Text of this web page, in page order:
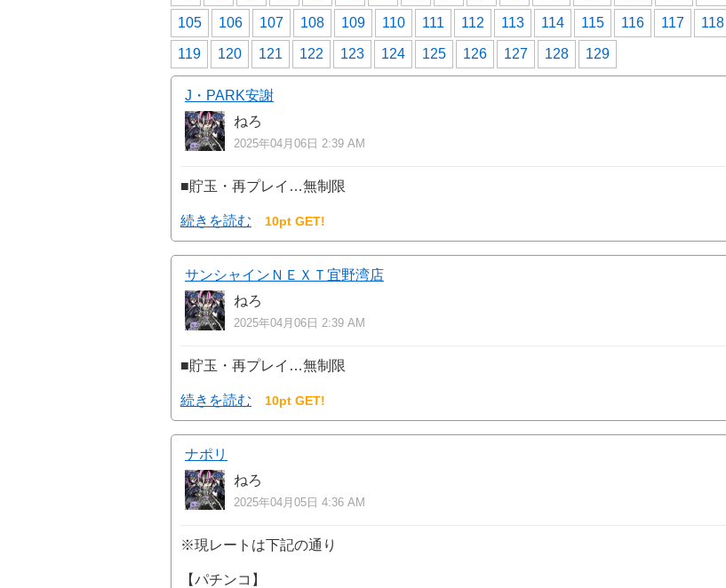
105 106 107 108 109 110 111 112 113 114 115 116 117 118
119 120 121 122 123 124 125 126 127 128 129
J・PARK安謝
ねろ
2025年04月06日 2:39 AM
■貯玉・再プレイ…無制限
続きを読む 10pt GET!
サンシャインＮＥＸＴ宜野湾店
ねろ
2025年04月06日 2:39 AM
■貯玉・再プレイ…無制限
続きを読む 10pt GET!
ナポリ
ねろ
2025年04月05日 4:36 AM
※現レートは下記の通り
【パチンコ】